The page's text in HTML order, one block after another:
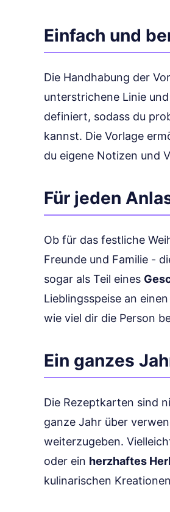
Einfach und
Die Handhabung der
unterstrichene Linie
definiert, sodass du
kannst. Die Vorlage
du eigene Notizen und
Für jeden
Ob für das festliche
Freunde und Familie -
sogar als Teil eines
Lieblingsspeise an
wie viel dir die Person
Ein ganzes
Die Rezeptkarten sind
ganze Jahr über
weiterzugeben.
oder ein herzhaftes
kulinarischen